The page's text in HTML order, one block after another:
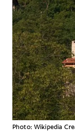
Photo: Wikipedia